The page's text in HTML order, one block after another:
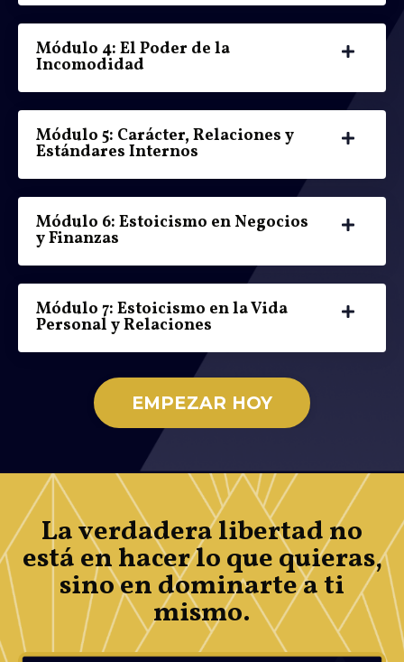
Módulo 4: El Poder de la
Incomodidad
Módulo 5: Carácter, Relaciones y
Estándares Internos
Módulo 6: Estoicismo en Negocios
y Finanzas
Módulo 7: Estoicismo en la Vida
Personal y Relaciones
EMPEZAR HOY
La verdadera libertad no
está en hacer lo que quieras,
sino en dominarte a ti
mismo.